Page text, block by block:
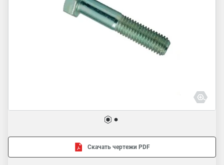
Скачать чертежи PDF